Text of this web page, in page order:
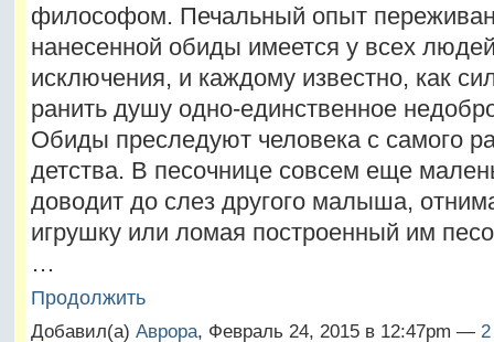
философом. Печальный опыт
нанесенной обиды имеется у всех
исключения, и каждому известно, как
ранить душу одно-единственное
Обиды преследуют человека с самого
детства. В песочнице совсем еще
доводит до слез другого малыша,
игрушку или ломая построенный им
…
Продолжить
Добавил(а) Аврора, Февраль 24, 2015 в 12:47pm —